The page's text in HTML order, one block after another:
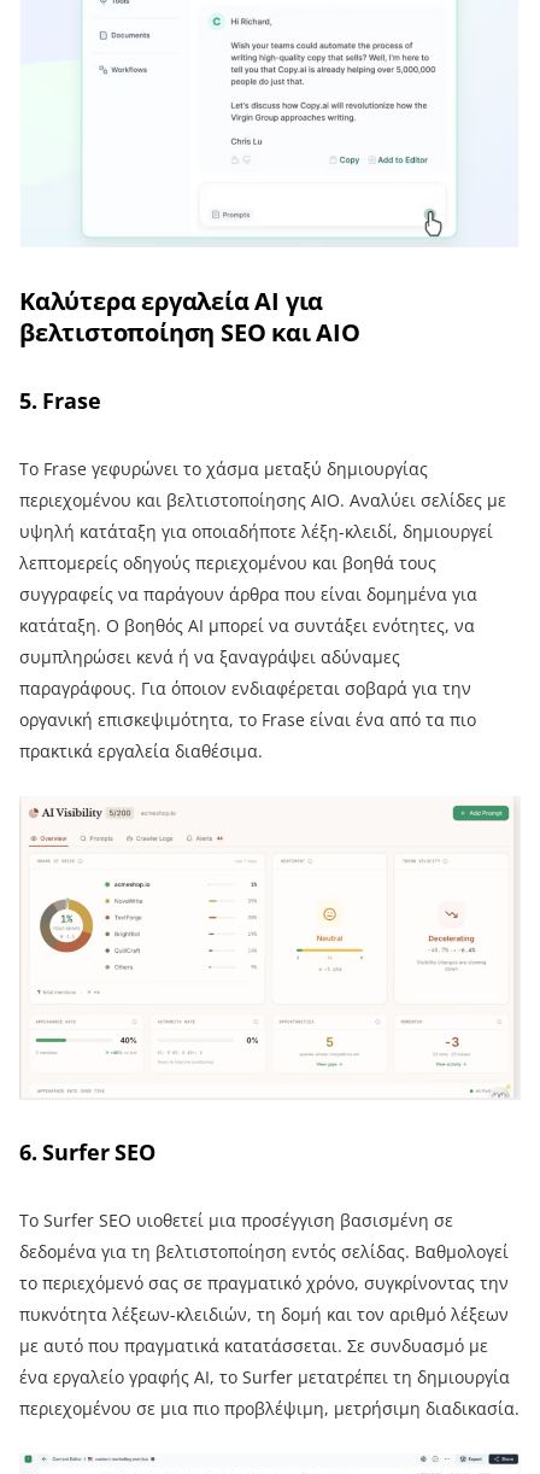
Καλύτερα εργαλεία AI για
βελτιστοποίηση SEO και AIO
5. Frase
Το Frase γεφυρώνει το χάσμα μεταξύ δημιουργίας
περιεχομένου και βελτιστοποίησης AIO. Αναλύει σελίδες με
υψηλή κατάταξη για οποιαδήποτε λέξη-κλειδί, δημιουργεί
λεπτομερείς οδηγούς περιεχομένου και βοηθά τους
συγγραφείς να παράγουν άρθρα που είναι δομημένα για
κατάταξη. Ο βοηθός AI μπορεί να συντάξει ενότητες, να
συμπληρώσει κενά ή να ξαναγράψει αδύναμες
παραγράφους. Για όποιον ενδιαφέρεται σοβαρά για την
οργανική επισκεψιμότητα, το Frase είναι ένα από τα πιο
πρακτικά εργαλεία διαθέσιμα.
6. Surfer SEO
Το Surfer SEO υιοθετεί μια προσέγγιση βασισμένη σε
δεδομένα για τη βελτιστοποίηση εντός σελίδας. Βαθμολογεί
το περιεχόμενό σας σε πραγματικό χρόνο, συγκρίνοντας την
πυκνότητα λέξεων-κλειδιών, τη δομή και τον αριθμό λέξεων
με αυτό που πραγματικά κατατάσσεται. Σε συνδυασμό με
ένα εργαλείο γραφής AI, το Surfer μετατρέπει τη δημιουργία
περιεχομένου σε μια πιο προβλέψιμη, μετρήσιμη διαδικασία.